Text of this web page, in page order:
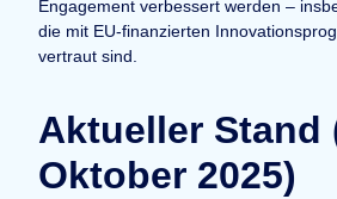
Engagement verbessert werden –
die mit EU-finanzierten
vertraut sind.
Aktueller Stand
Oktober 2025)